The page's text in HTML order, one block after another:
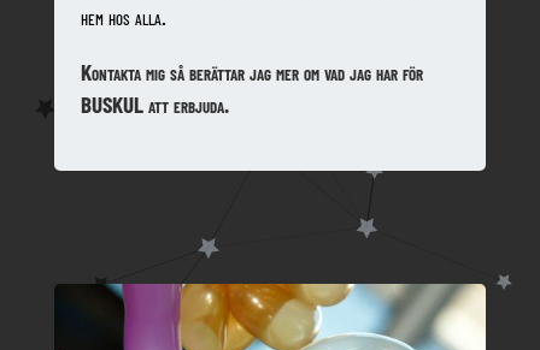
hem hos alla.
Kontakta mig så berättar jag mer om vad jag har för
BUSKUL att erbjuda.